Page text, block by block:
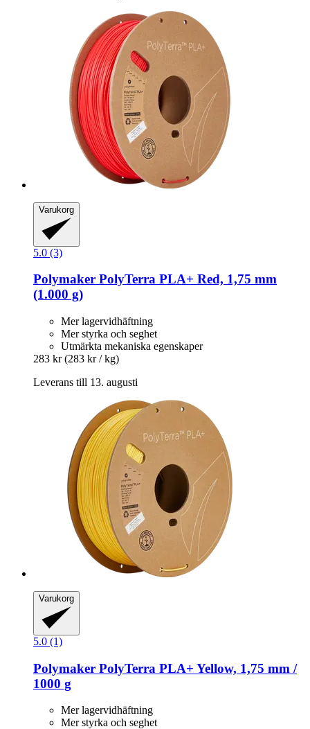
Varukorg
5.0 (3)
Polymaker PolyTerra PLA+ Red, 1,75 mm
(1.000 g)
Mer lagervidhäftning
Mer styrka och seghet
Utmärkta mekaniska egenskaper
283 kr (283 kr / kg)
Leverans till 13. augusti
Varukorg
5.0 (1)
Polymaker PolyTerra PLA+ Yellow, 1,75 mm /
1000 g
Mer lagervidhäftning
Mer styrka och seghet